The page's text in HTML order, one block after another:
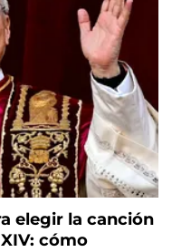
elegir la canción
cómo